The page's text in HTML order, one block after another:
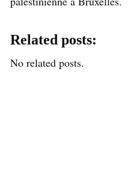
Related posts:
No related posts.